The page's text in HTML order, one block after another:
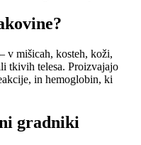
v mišicah, kosteh, koži,
tkivih telesa. Proizvajajo
in hemoglobin, ki
gradniki